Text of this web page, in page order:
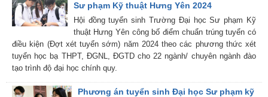
Sư phạm Kỹ thuật Hưng Yên 2024
Hội đồng tuyển sinh Trường Đại học Sư phạm Kỹ
thuật Hưng Yên công bố điểm chuẩn trúng tuyển có
điều kiện (Đợt xét tuyển sớm) năm 2024 theo các phương thức xét
tuyển học bạ THPT, ĐGNL, ĐGTD cho 22 ngành/ chuyên ngành đào
tạo trình độ đại học chính quy.
Phương án tuyển sinh Đại học Sư phạm kỹ